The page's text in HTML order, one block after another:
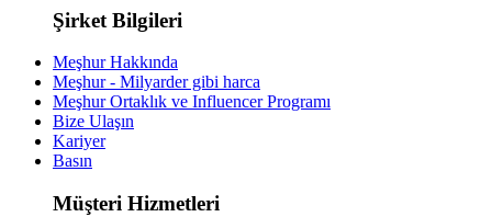
Şirket Bilgileri
Meşhur Hakkında
Meşhur - Milyarder gibi harca
Meşhur Ortaklık ve Influencer Programı
Bize Ulaşın
Kariyer
Basın
Müşteri Hizmetleri